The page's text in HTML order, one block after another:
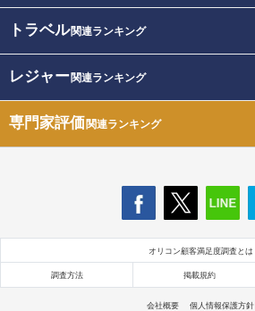
トラベル関連ランキング
レジャー関連ランキング
専門家評価関連ランキング
オリコン顧客満足度調査とは
調査方法 掲載規約
会社概要 個人情報保護方針